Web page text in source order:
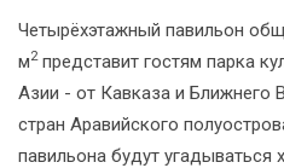
Четырёхэтажный павильон
м2представит гостям парка
Азии - от Кавказа и Ближнего
стран Аравийского
павильона будут угадываться